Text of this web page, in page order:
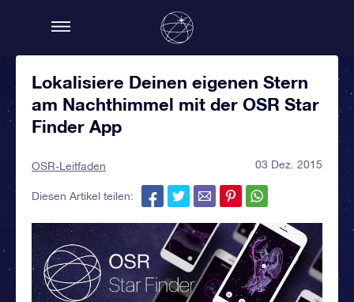
Lokalisiere Deinen eigenen Stern
am Nachthimmel mit der OSR Star
Finder App
OSR-Leitfaden 03 Dez. 2015
Diesen Artikel teilen: